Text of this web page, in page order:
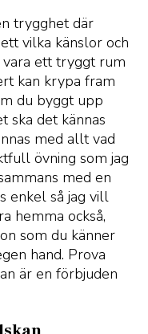
trygghet där
vilka känslor och
vara ett tryggt rum
kan krypa fram
du byggt upp
ska det kännas
med allt vad
övning som jag
med en
enkel så jag vill
hemma också,
som du känner
hand. Prova
är en förbjuden